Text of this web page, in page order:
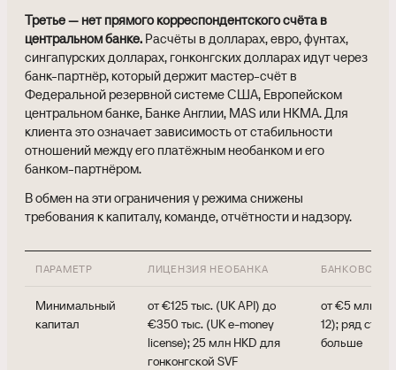
Третье — нет прямого корреспондентского счёта в
центральном банке. Расчёты в долларах, евро, фунтах,
сингапурских долларах, гонконгских долларах идут через
банк-партнёр, который держит мастер-счёт в
Федеральной резервной системе США, Европейском
центральном банке, Банке Англии, MAS или HKMA. Для
клиента это означает зависимость от стабильности
отношений между его платёжным необанком и его
банком-партнёром.
В обмен на эти ограничения у режима снижены
требования к капиталу, команде, отчётности и надзору.
ПАРАМЕТР ЛИЦЕНЗИЯ НЕОБАНКА
Минимальный
капитал
от €125 тыс. (UK API) до
€350 тыс. (UK e-money
license); 25 млн HKD для
гонконгской SVF
от €5 млн в
12); ряд
больше